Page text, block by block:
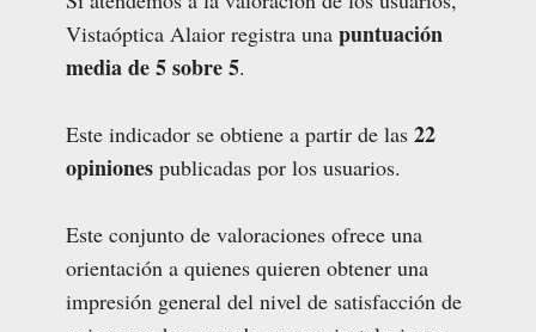
Vistaóptica Alaior registra una puntuación
media de 5 sobre 5.
Este indicador se obtiene a partir de las 22
opiniones publicadas por los usuarios.
Este conjunto de valoraciones ofrece una
orientación a quienes quieren obtener una
impresión general del nivel de satisfacción de